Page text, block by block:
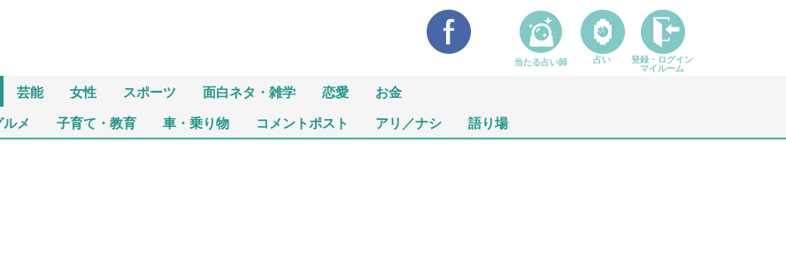
芸能 女性 スポーツ 面白ネタ・雑学 恋愛 お金
ルメ 子育て・教育 車・乗り物 コメントポスト アリ／ナシ 語り場
当たる占い師 占い
登録・ログイン
マイルーム